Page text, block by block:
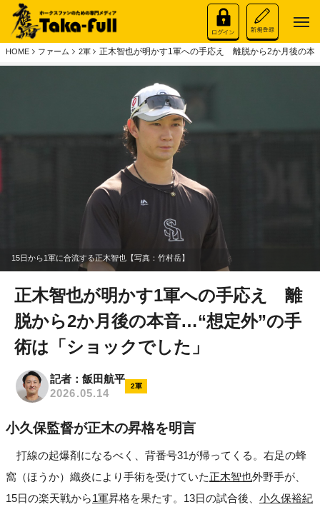
HOME ファーム 2軍 正木智也が明かす1軍への手応え 離脱から2か月後の
15日から1軍に合流する正木智也【写真：竹村岳】
正木智也が明かす1軍への手応え 離
脱から2か月後の本音…“想定外”の手
術は「ショックでした」
記者：飯田航平
2026.05.14
2軍
小久保監督が正木の昇格を明言
打線の起爆剤になるべく、背番号31が帰ってくる。右足の蜂
窩（ほうか）織炎により手術を受けていた正木智也外野手が、
15日の楽天戦から1軍昇格を果たす。13日の試合後、 小久保裕紀